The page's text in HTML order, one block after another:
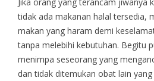
tidak ada makanan halal tersedia,
makan yang haram demi
tanpa melebihi kebutuhan. Begitu
menimpa seseorang yang
dan tidak ditemukan obat lain